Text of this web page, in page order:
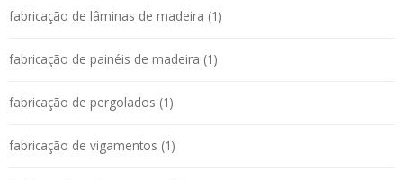
fabricação de lâminas de madeira (1)
fabricação de painéis de madeira (1)
fabricação de pergolados (1)
fabricação de vigamentos (1)